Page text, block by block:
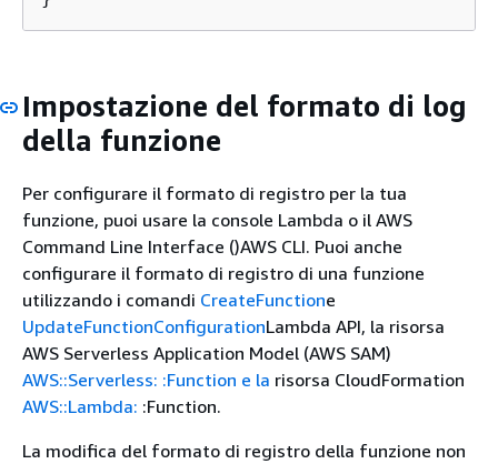
Impostazione del formato di log
della funzione
Per configurare il formato di registro per la tua
funzione, puoi usare la console Lambda o il AWS
Command Line Interface ()AWS CLI. Puoi anche
configurare il formato di registro di una funzione
utilizzando i comandi CreateFunctione
UpdateFunctionConfigurationLambda API, la risorsa
AWS Serverless Application Model (AWS SAM)
AWS::Serverless: :Function e la risorsa CloudFormation
AWS::Lambda: :Function.
La modifica del formato di registro della funzione non